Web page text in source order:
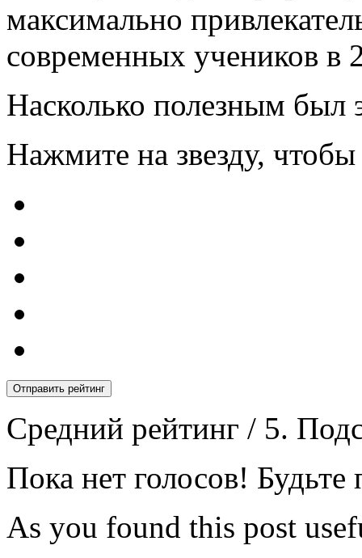
максимально
современных учеников в
Насколько полезным был
Нажмите на звезду,
Отправить рейтинг
Средний рейтинг / 5.
Пока нет голосов!
As you found this post